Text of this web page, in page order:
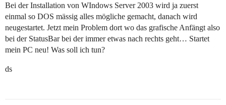
Bei der Installation von WIndows Server 2003 wird ja zuerst
einmal so DOS mässig alles mögliche gemacht, danach wird
neugestartet. Jetzt mein Problem dort wo das grafische Anfängt also
bei der StatusBar bei der immer etwas nach rechts geht… Startet
mein PC neu! Was soll ich tun?
ds